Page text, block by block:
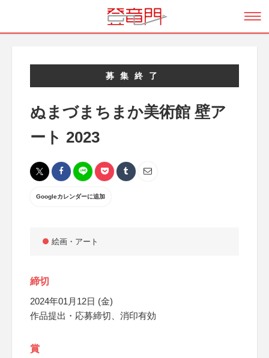
募集終了
ぬまづまちまか美術館 壁ア
ート 2023
Googleカレンダーに追加
絵画・アート
締切
2024年01月12日 (金)
作品提出・応募締切、消印有効
賞